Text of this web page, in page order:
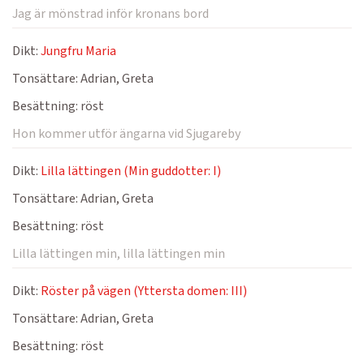
Jag är mönstrad inför kronans bord
Dikt:Jungfru Maria
Tonsättare:Adrian, Greta
Besättning: röst
Hon kommer utför ängarna vid Sjugareby
Dikt: Lilla lättingen (Min guddotter: I)
Tonsättare:Adrian, Greta
Besättning: röst
Lilla lättingen min, lilla lättingen min
Dikt: Röster på vägen (Yttersta domen: III)
Tonsättare:Adrian, Greta
Besättning: röst